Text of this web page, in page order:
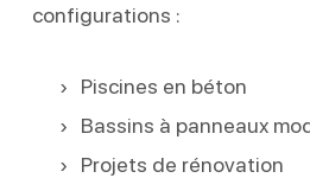
configurations :
Piscines en béton
Bassins à panneaux
Projets de rénovation